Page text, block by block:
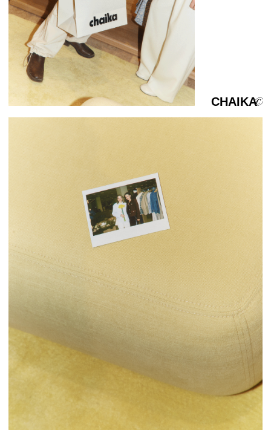
Мы разработали лаконичную
фирменных цветах
основу
визуальных материалов проекта.